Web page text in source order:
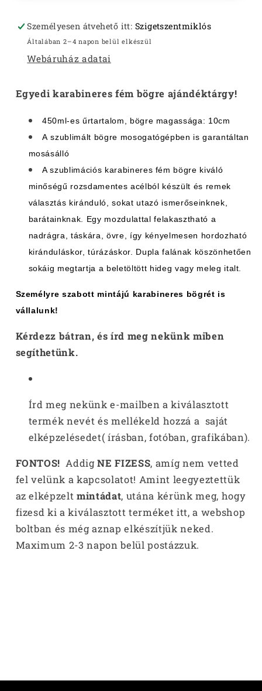
Személyesen átvehető itt: Szigetszentmiklós
Általában 2–4 napon belül elkészül
Webáruház adatai
Egyedikarabineres fém bögre ajándéktárgy!
450ml-es űrtartalom, bögre magassága: 10cm
A szublimált bögre mosogatógépben is garantáltan
mosásálló
A szublimációs karabineres fém bögre kiváló
minőségű rozsdamentes acélból készült és remek
választás kiránduló, sokat utazó ismerőseinknek,
barátainknak. Egy mozdulattal felakasztható a
nadrágra, táskára, övre, így kényelmesen hordozható
kiránduláskor, túrázáskor. Dupla falának köszönhetően
sokáig megtartja a beletöltött hideg vagy meleg italt.
Személyre szabott mintájú karabineres bögrét is
vállalunk!
Kérdezz bátran, és írd meg nekünk miben
segíthetünk.
Írd meg nekünk e-mailben a kiválasztott
termék nevét és mellékeld hozzá a saját
elképzelésedet( írásban, fotóban, grafikában).
FONTOS!AddigNE FIZESS, amíg nem vetted
fel velünk a kapcsolatot! Amint leegyeztettük
az elképzeltmintádat, utána kérünk meg, hogy
fizesd ki a kiválasztott terméket itt, a webshop
boltban és még aznap elkészítjük neked.
Maximum 2-3 napon belül postázzuk.